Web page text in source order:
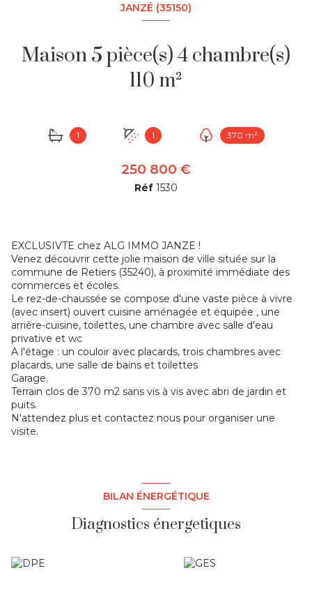
JANZÉ (35150)
Maison 5 pièce(s) 4 chambre(s)
110 m²
1 1 370 m²
250 800 €
Réf 1530
EXCLUSIVTE chez ALG IMMO JANZE !
Venez découvrir cette jolie maison de ville située sur la
commune de Retiers (35240), à proximité immédiate des
commerces et écoles.
Le rez-de-chaussée se compose d'une vaste pièce à vivre
(avec insert) ouvert cuisine aménagée et équipée , une
arrière-cuisine, toilettes, une chambre avec salle d'eau
privative et wc
A l'étage : un couloir avec placards, trois chambres avec
placards, une salle de bains et toilettes
Garage.
Terrain clos de 370 m2 sans vis à vis avec abri de jardin et
puits.
N'attendez plus et contactez nous pour organiser une
visite.
BILAN ÉNERGÉTIQUE
Diagnostics énergetiques